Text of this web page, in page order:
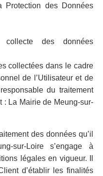
Protection des Données
des données
collectées dans le cadre
de l’Utilisateur et de
du traitement
: La Mairie de Meung-sur-
des données qu’il
sur-Loire s’engage à
légales en vigueur. Il
d’établir les finalités